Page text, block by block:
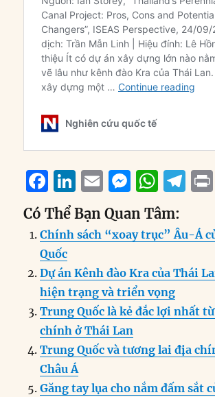
F
a
c
e
b
o
o
k
Li
n
k
e
d
I
n
E
m
ai
l
M
ss
e
n
g
er
W
h
at
s
A
p
p
T
e
g
r
m
Có Thể Bạn Quan Tâm:
Chính sách “xoay trục” Âu-Á
Quốc
Dự án Kênh đào Kra của Thái
hiện trạng và triển vọng
Trung Quốc là kẻ đắc lợi nhất
chính ở Thái Lan
Trung Quốc và tương lai địa
Châu Á
Găng tay lụa cho nắm đấm sắt